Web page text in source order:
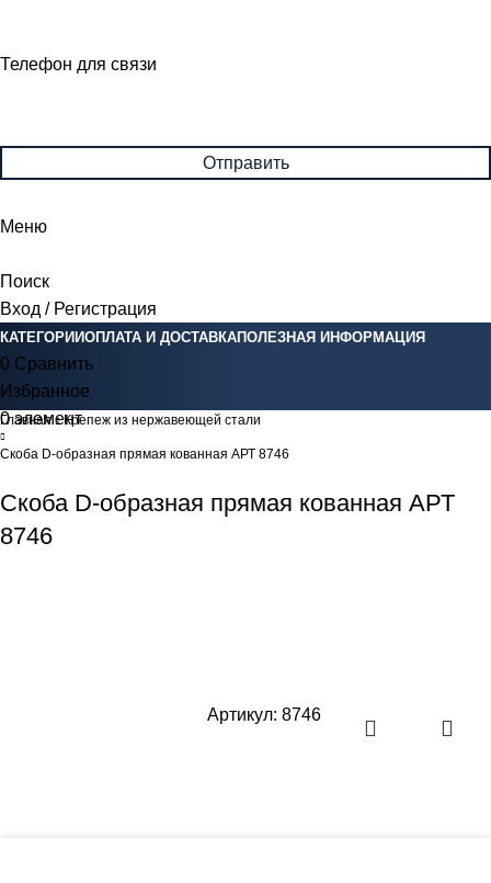
Телефон для связи
Меню
Поиск
Вход / Регистрация
КАТЕГОРИИОПЛАТА И ДОСТАВКАПОЛЕЗНАЯ ИНФОРМАЦИЯ
0 Сравнить
Избранное
0элемент 0Br
Главная Крепеж из нержавеющей стали
Скоба D-образная прямая кованная АРТ 8746
Скоба D-образная прямая кованная АРТ
8746
Артикул: 8746